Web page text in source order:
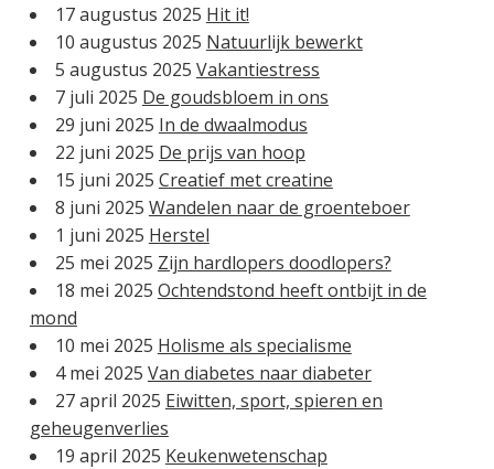
17 augustus 2025 Hit it!
10 augustus 2025 Natuurlijk bewerkt
5 augustus 2025 Vakantiestress
7 juli 2025 De goudsbloem in ons
29 juni 2025 In de dwaalmodus
22 juni 2025 De prijs van hoop
15 juni 2025 Creatief met creatine
8 juni 2025 Wandelen naar de groenteboer
1 juni 2025 Herstel
25 mei 2025 Zijn hardlopers doodlopers?
18 mei 2025 Ochtendstond heeft ontbijt in de
mond
10 mei 2025 Holisme als specialisme
4 mei 2025 Van diabetes naar diabeter
27 april 2025 Eiwitten, sport, spieren en
geheugenverlies
19 april 2025 Keukenwetenschap